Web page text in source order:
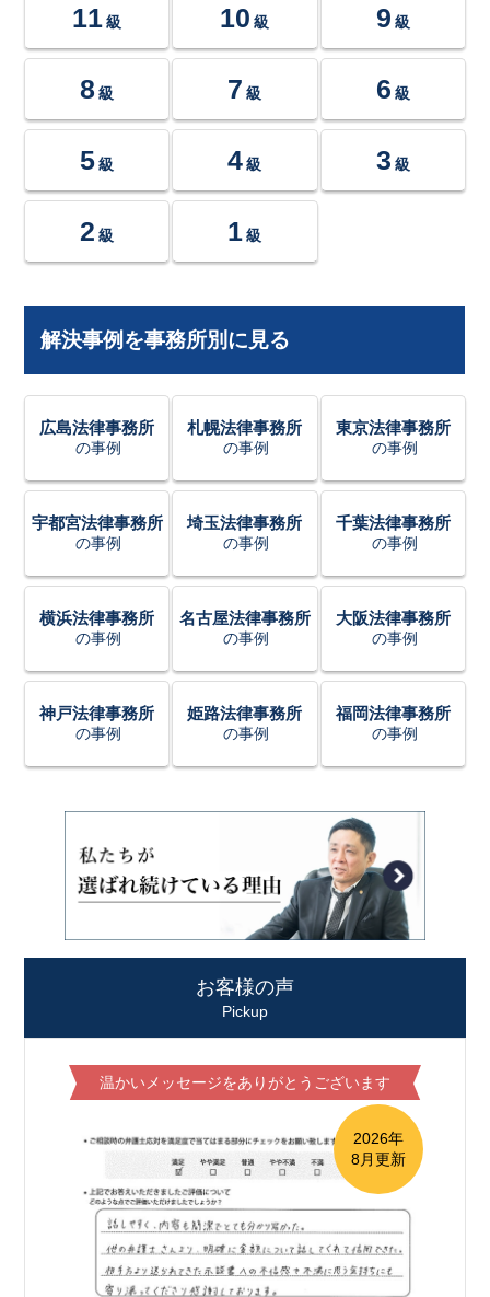
11 級 10 級 9 級
8 級 7 級 6 級
5 級 4 級 3 級
2 級 1 級
解決事例を事務所別に見る
広島法律事務所
の事例
札幌法律事務所
の事例
東京法律事務所
の事例
宇都宮法律事務所
の事例
埼玉法律事務所
の事例
千葉法律事務所
の事例
横浜法律事務所
の事例
名古屋法律事務所
の事例
大阪法律事務所
の事例
神戸法律事務所
の事例
姫路法律事務所
の事例
福岡法律事務所
の事例
お客様の声
Pickup
温かいメッセージをありがとうございます
2026年
8月更新